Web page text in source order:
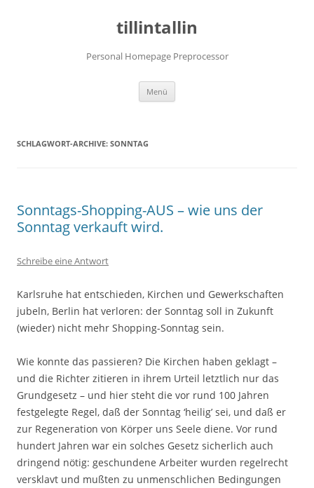
tillintallin
Personal Homepage Preprocessor
Menü
SCHLAGWORT-ARCHIVE: SONNTAG
Sonntags-Shopping-AUS – wie uns der
Sonntag verkauft wird.
Schreibe eine Antwort
Karlsruhe hat entschieden, Kirchen und Gewerkschaften
jubeln, Berlin hat verloren: der Sonntag soll in Zukunft
(wieder) nicht mehr Shopping-Sonntag sein.
Wie konnte das passieren? Die Kirchen haben geklagt –
und die Richter zitieren in ihrem Urteil letztlich nur das
Grundgesetz – und hier steht die vor rund 100 Jahren
festgelegte Regel, daß der Sonntag ‘heilig’ sei, und daß er
zur Regeneration von Körper uns Seele diene. Vor rund
hundert Jahren war ein solches Gesetz sicherlich auch
dringend nötig: geschundene Arbeiter wurden regelrecht
versklavt und mußten zu unmenschlichen Bedingungen